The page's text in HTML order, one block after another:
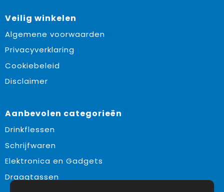
Veilig winkelen
Algemene voorwaarden
Privacyverklaring
Cookiebeleid
Disclaimer
Aanbevolen categorieën
Drinkflessen
Schrijfwaren
Elektronica en Gadgets
Draagtassen